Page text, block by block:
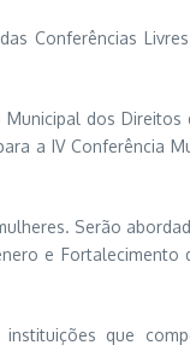
Conferências
dos
a IV Conferência
Serão
e
que